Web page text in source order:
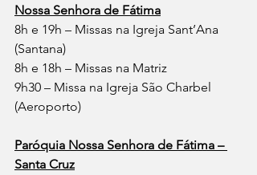
Nossa Senhora de Fátima
8h e 19h – Missas na Igreja Sant’Ana
(Santana)
8h e 18h – Missas na Matriz
9h30 – Missa na Igreja São Charbel
(Aeroporto)
Paróquia Nossa Senhora de Fátima –
Santa Cruz